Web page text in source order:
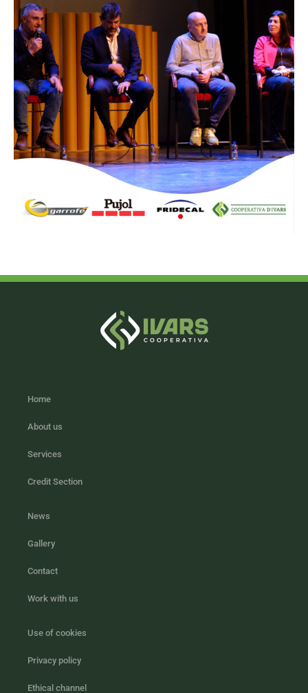
Home
About us
Services
Credit Section
News
Gallery
Contact
Work with us
Use of cookies
Privacy policy
Ethical channel